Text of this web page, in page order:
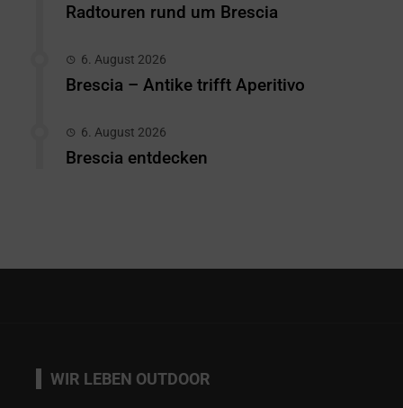
Radtouren rund um Brescia
6. August 2026
Brescia – Antike trifft Aperitivo
6. August 2026
Brescia entdecken
WIR LEBEN OUTDOOR